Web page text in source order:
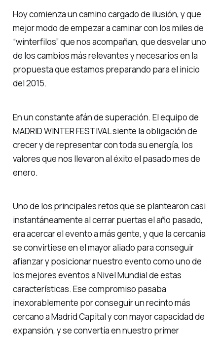
Hoy comienza un camino cargado de ilusión, y que
mejor modo de empezar a caminar con los miles de
“winterfilos” que nos acompañan, que desvelar uno
de los cambios más relevantes y necesarios en la
propuesta que estamos preparando para el inicio
del 2015.
En un constante afán de superación. El equipo de
MADRID WINTER FESTIVAL siente la obligación de
crecer y de representar con toda su energía, los
valores que nos llevaron al éxito el pasado mes de
enero.
Uno de los principales retos que se plantearon casi
instantáneamente al cerrar puertas el año pasado,
era acercar el evento a más gente, y que la cercanía
se convirtiese en el mayor aliado para conseguir
afianzar y posicionar nuestro evento como uno de
los mejores eventos a Nivel Mundial de estas
características. Ese compromiso pasaba
inexorablemente por conseguir un recinto más
cercano a Madrid Capital y con mayor capacidad de
expansión, y se convertía en nuestro primer